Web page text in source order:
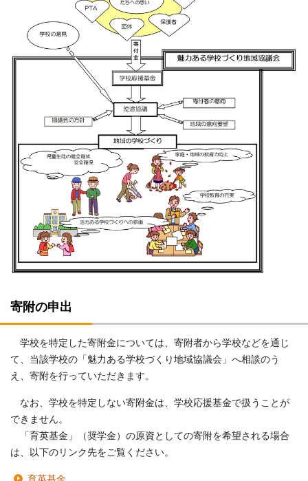
寄附の申出
学校を特定した寄附金については、寄附者から学校などを通じ
て、当該学校の「魅力ある学校づくり地域協議会」へ相談のう
え、寄附を行っていただきます。
なお、学校を特定しない寄附金は、学校応援基金で扱うことが
できません。
「育英基金」（奨学金）の原資としての寄附を希望される場合
は、以下のリンク先をご覧ください。